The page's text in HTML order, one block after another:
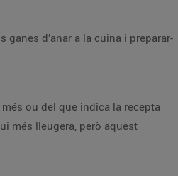
d’anar a la cuina i preparar-
ou del que indica la recepta
més lleugera, però aquest